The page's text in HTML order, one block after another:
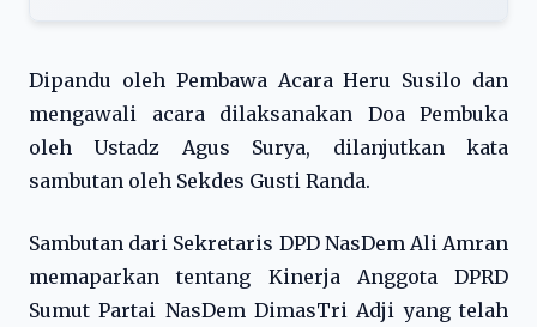
Dipandu oleh Pembawa Acara Heru Susilo dan
mengawali acara dilaksanakan Doa Pembuka
oleh Ustadz Agus Surya, dilanjutkan kata
sambutan oleh Sekdes Gusti Randa.
Sambutan dari Sekretaris DPD NasDem Ali Amran
memaparkan tentang Kinerja Anggota DPRD
Sumut Partai NasDem DimasTri Adji yang telah